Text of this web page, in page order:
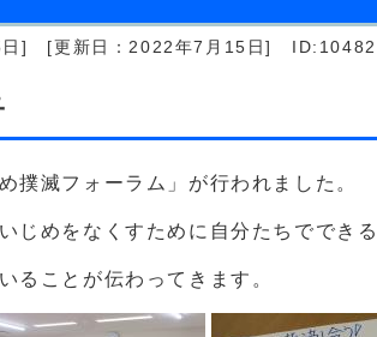
] [更新日：2022年7月15日] ID:10482
撲滅フォーラム」が行われました。
じめをなくすために自分たちででき
ることが伝わってきます。